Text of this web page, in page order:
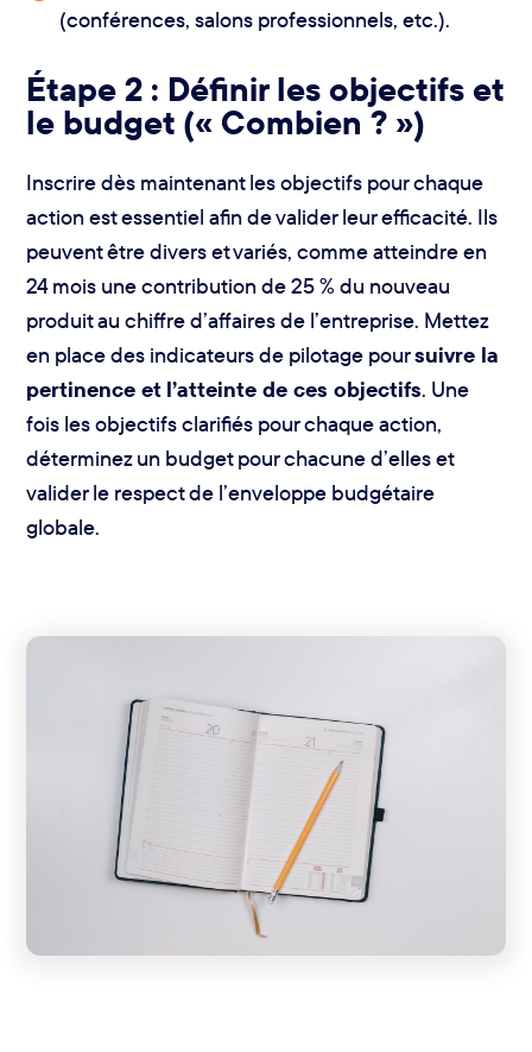
(conférences, salons professionnels, etc.).
Étape 2 : Définir les objectifs et
le budget (« Combien ? »)
Inscrire dès maintenant les objectifs pour chaque
action est essentiel afin de valider leur efficacité. Ils
peuvent être divers et variés, comme atteindre en
24 mois une contribution de 25 % du nouveau
produit au chiffre d’affaires de l’entreprise. Mettez
en place des indicateurs de pilotage poursuivre la
pertinence et l’atteinte de ces objectifs. Une
fois les objectifs clarifiés pour chaque action,
déterminez un budget pour chacune d’elles et
valider le respect de l’enveloppe budgétaire
globale.